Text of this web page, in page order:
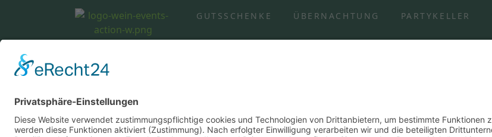
GUTSSCHENKE ÜBERNACHTUNG PARTYKELLER
©2026 Heinrichs Gutsschenke / Wein Event Action | Hespengrund 11 | 77770